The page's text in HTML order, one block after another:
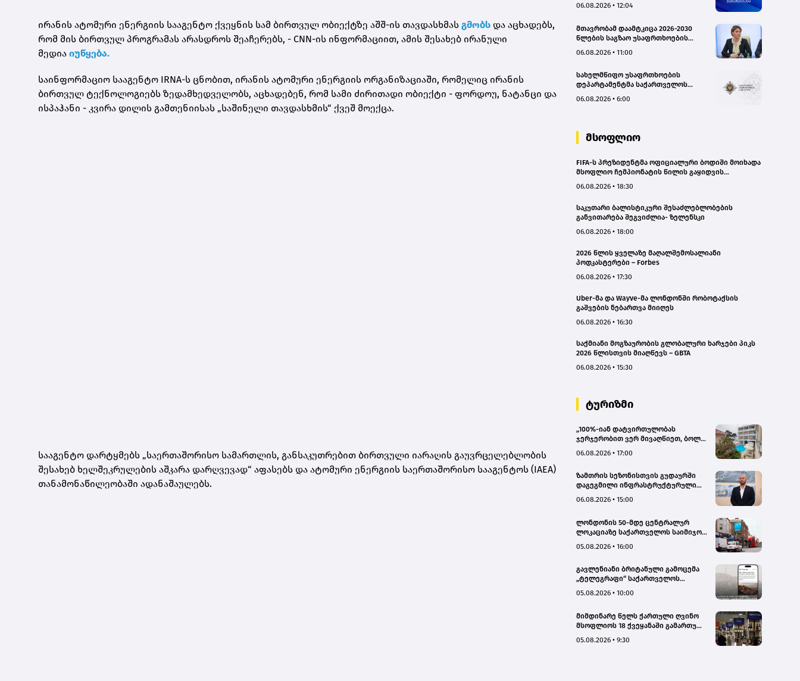
ირანის ატომური ენერგიის სააგენტო ქვეყნის სამ ბირთვულ ობიექტზე აშშ-ის თავდასხმას გმობს და აცხადებს,
რომ მის ბირთვულ პროგრამას არასდროს შეაჩერებს, - CNN-ის ინფორმაციით, ამის შესახებ ირანული
მედია იუწყება.
საინფორმაციო სააგენტო IRNA-ს ცნობით, ირანის ატომური ენერგიის ორგანიზაციაში, რომელიც ირანის
ბირთვულ ტექნოლოგიებს ზედამხედველობს, აცხადებენ, რომ სამი ძირითადი ობიექტი - ფორდოუ, ნატანცი და
ისპაჰანი - კვირა დილის გამთენიისას „საშინელი თავდასხმის“ ქვეშ მოექცა.
სააგენტო დარტყმებს „საერთაშორისო სამართლის, განსაკუთრებით ბირთვული იარაღის გაუვრცელებლობის
შესახებ ხელშეკრულების აშკარა დარღვევად“ აფასებს და ატომური ენერგიის საერთაშორისო სააგენტოს (IAEA)
თანამონაწილეობაში ადანაშაულებს.
მიმდინარეობს- შემოსავლების
06.08.2026 • 12:04
მთავრობამ დაამტკიცა 2026-2030
წლების საგზაო უსაფრთხოების
სამოქმედო გეგმა – თამარ
06.08.2026 • 11:00
სახელმწიფო უსაფრთხოების
დეპარტამენტმა საქართველოს
საზიანოდ საბოტაჟის მუხლით
06.08.2026 • 6:00
მსოფლიო
FIFA-ს პრეზიდენტმა ოფიციალური ბოდიში მოიხადა
მსოფლიო ჩემპიონატის წილის გაყიდვის
06.08.2026 • 18:30
საკუთარი ბალისტიკური შესაძლებლობების
განვითარება შეგვიძლია- ზელენსკი
06.08.2026 • 18:00
2026 წლის ყველაზე მაღალშემოსალიანი
პოდკასტერები – Forbes
06.08.2026 • 17:30
Uber-მა და Wayve-მა ლონდონში რობოტაქსის
გაშვების ნებართვა მიიღეს
06.08.2026 • 16:30
საქმიანი მოგზაურობის გლობალური ხარჯები პიკს
2026 წლისთვის მიაღწევს – GBTA
06.08.2026 • 15:30
ტურიზმი
„100%-იან დატვირთულობას
ჯერჯერობით ვერ მივაღწიეთ, ბოლო
გაუქმდა“ - Kobuleti Beach Club
06.08.2026 • 17:00
ზამთრის სეზონისთვის გუდაურში
დაგეგმილი ინფრასტრუქტურული
გუდაურის ტურისტული
დარსალია
06.08.2026 • 15:00
ლონდონის 50-მდე ცენტრალურ
ლოკაციაზე საქართველოს საიმიჯო
05.08.2026 • 16:00
გავლენიანი ბრიტანული გამოცემა
„ტელეგრაფი“ საქართველოს
სტატიების ციკლს აქვეყნებს
05.08.2026 • 10:00
მიმდინარე წელს ქართული ღვინო
მსოფლიოს 18 ქვეყანაში გამართულ
წარმოდგენილი
05.08.2026 • 9:30